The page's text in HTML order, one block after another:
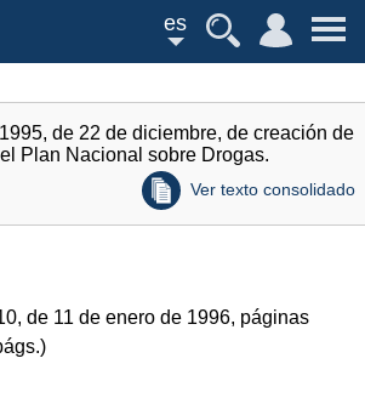
es
de 22 de diciembre, de creación de
Plan Nacional sobre Drogas.
Ver texto consolidado
de 11 de enero de 1996, páginas
)